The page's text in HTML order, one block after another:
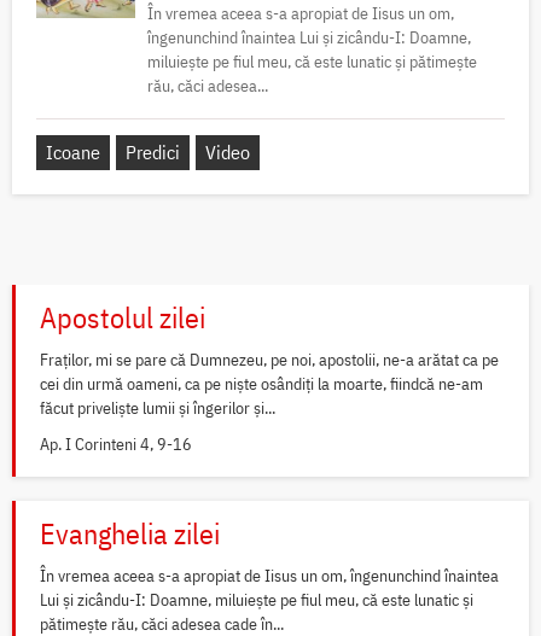
În vremea aceea s-a apropiat de Iisus un om,
îngenunchind înaintea Lui și zicându-I: Doamne,
miluiește pe fiul meu, că este lunatic și pătimește
rău, căci adesea...
Icoane Predici Video
Apostolul zilei
Fraților, mi se pare că Dumnezeu, pe noi, apostolii, ne-a arătat ca pe
cei din urmă oameni, ca pe niște osândiți la moarte, fiindcă ne-am
făcut priveliște lumii și îngerilor și...
Ap. I Corinteni 4, 9-16
Evanghelia zilei
În vremea aceea s-a apropiat de Iisus un om, îngenunchind înaintea
Lui și zicându-I: Doamne, miluiește pe fiul meu, că este lunatic și
pătimește rău, căci adesea cade în...